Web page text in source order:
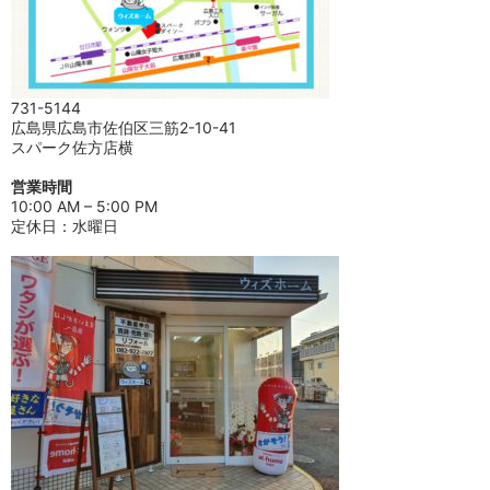
731-5144
広島県広島市佐伯区三筋2-10-41
スパーク佐方店横
営業時間
10:00 AM – 5:00 PM
定休日：水曜日